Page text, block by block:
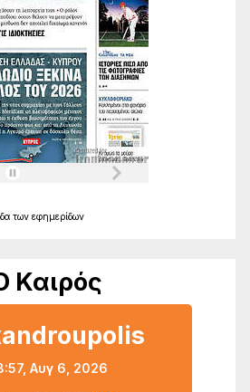
των εφημερίδων
Καιρός
Αυγ 6, 2026